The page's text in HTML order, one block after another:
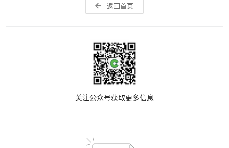
返回首页
关注公众号获取更多信息